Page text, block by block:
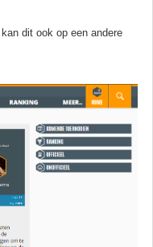
dit ook op een andere